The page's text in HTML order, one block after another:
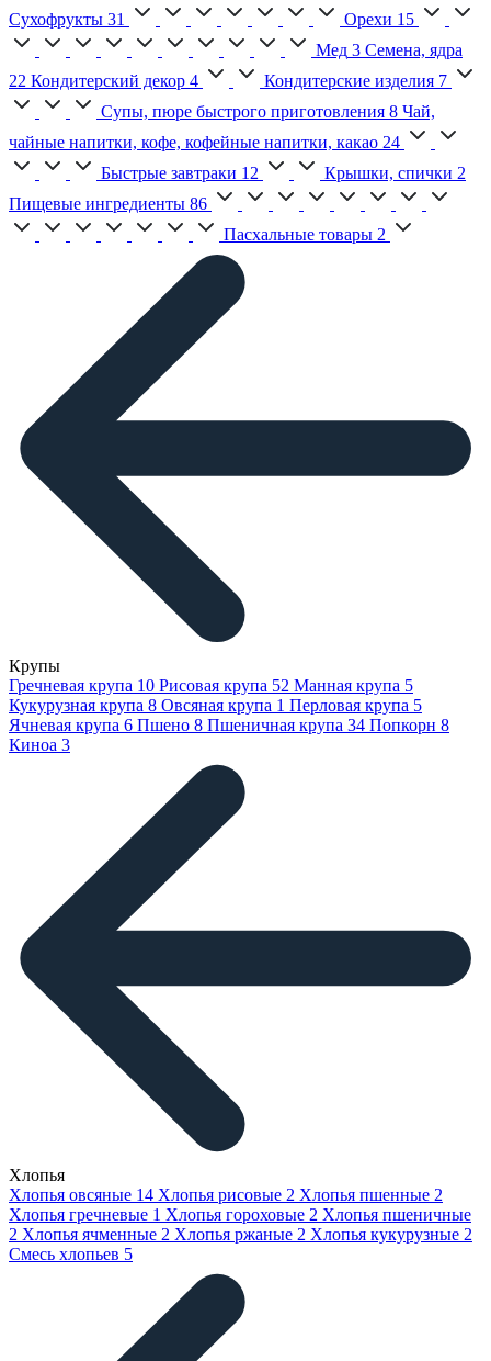
Сухофрукты 31 Орехи 15
Мед 3 Семена, ядра
22 Кондитерский декор 4 Кондитерские изделия 7
Супы, пюре быстрого приготовления 8 Чай,
чайные напитки, кофе, кофейные напитки, какао 24
Быстрые завтраки 12 Крышки, спички 2
Пищевые ингредиенты 86
Пасхальные товары 2
Крупы
Гречневая крупа 10 Рисовая крупа 52 Манная крупа 5
Кукурузная крупа 8 Овсяная крупа 1 Перловая крупа 5
Ячневая крупа 6 Пшено 8 Пшеничная крупа 34 Попкорн 8
Киноа 3
Хлопья
Хлопья овсяные 14 Хлопья рисовые 2 Хлопья пшенные 2
Хлопья гречневые 1 Хлопья гороховые 2 Хлопья пшеничные
2 Хлопья ячменные 2 Хлопья ржаные 2 Хлопья кукурузные 2
Смесь хлопьев 5